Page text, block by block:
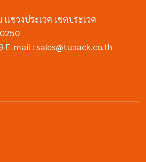
ขวงประเวศ เขตประเวศ
E-mail : sales@tupack.co.th